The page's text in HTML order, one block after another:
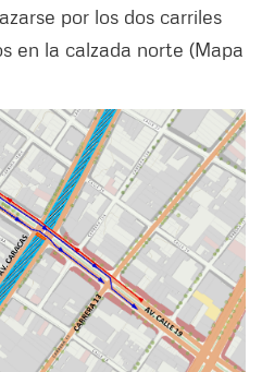
por los dos carriles
en la calzada norte (Mapa